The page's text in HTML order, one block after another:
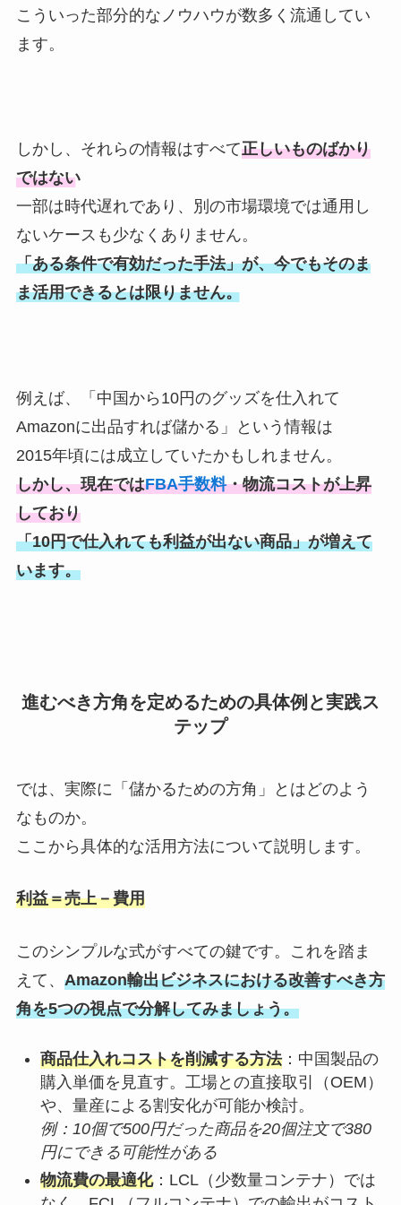
こういった部分的なノウハウが数多く流通してい
ます。
しかし、それらの情報はすべて正しいものばかり
ではない
一部は時代遅れであり、別の市場環境では通用し
ないケースも少なくありません。
「ある条件で有効だった手法」が、今でもそのま
ま活用できるとは限りません。
例えば、「中国から10円のグッズを仕入れて
Amazonに出品すれば儲かる」という情報は
2015年頃には成立していたかもしれません。
しかし、現在ではFBA手数料・物流コストが上昇
しており
「10円で仕入れても利益が出ない商品」が増えて
います。
進むべき方角を定めるための具体例と実践ス
テップ
では、実際に「儲かるための方角」とはどのよう
なものか。
ここから具体的な活用方法について説明します。
利益＝売上－費用
このシンプルな式がすべての鍵です。これを踏ま
えて、 Amazon輸出ビジネスにおける改善すべき方
角を5つの視点で分解してみましょう。
商品仕入れコストを削減する方法：中国製品の
購入単価を見直す。工場との直接取引（OEM）
や、量産による割安化が可能か検討。
例：10個で500円だった商品を20個注文で380
円にできる可能性がある
物流費の最適化：LCL（少数量コンテナ）では